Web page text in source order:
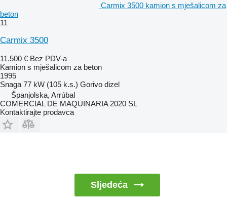
Carmix 3500 kamion s mješalicom za
beton
11
Carmix 3500
11.500 € Bez PDV-a
Kamion s mješalicom za beton
1995
Snaga 77 kW (105 k.s.) Gorivo dizel
Španjolska, Arrúbal
COMERCIAL DE MAQUINARIA 2020 SL
Kontaktirajte prodavca
Sljedeća